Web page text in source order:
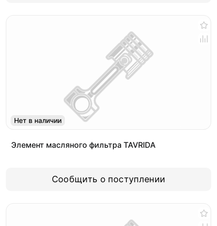
Нет в наличии
Элемент масляного фильтра TAVRIDA
Сообщить о поступлении